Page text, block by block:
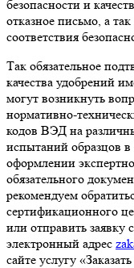
безопасности и
отказное письмо, а
соответствия
Так обязательное
качества удобрений
могут возникнуть
нормативно-
кодов ВЭД на
испытаний образцов в
оформлении
обязательного
рекомендуем
сертификационного
или отправить
электронный адрес
сайте услугу